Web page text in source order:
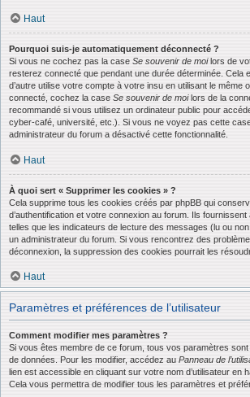
Haut
Pourquoi suis-je automatiquement déconnecté ?
Si vous ne cochez pas la case Se souvenir de moilors de
resterez connecté que pendant une durée déterminée. Cela
d’autre utilise votre compte à votre insu en utilisant le même
connecté, cochez la case Se souvenir de moilors de la
recommandé si vous utilisez un ordinateur public pour
cyber-café, université, etc.). Si vous ne voyez pas cette
administrateur du forum a désactivé cette fonctionnalité.
Haut
À quoi sert « Supprimer les cookies » ?
Cela supprime tous les cookies créés par phpBB qui
d’authentification et votre connexion au forum. Ils
telles que les indicateurs de lecture des messages (lu ou
un administrateur du forum. Si vous rencontrez des
déconnexion, la suppression des cookies pourrait les
Haut
Paramètres et préférences de l’utilisateur
Comment modifier mes paramètres ?
Si vous êtes membre de ce forum, tous vos paramètres
de données. Pour les modifier, accédez au Panneau de
lien est accessible en cliquant sur votre nom d’utilisateur en
Cela vous permettra de modifier tous les paramètres et